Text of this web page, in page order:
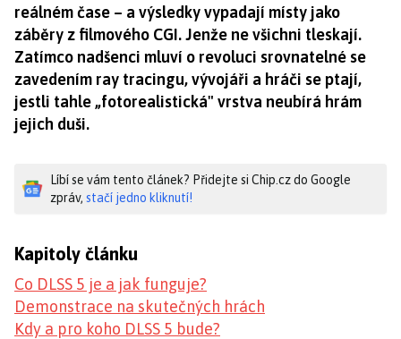
reálném čase – a výsledky vypadají místy jako
záběry z filmového CGI. Jenže ne všichni tleskají.
Zatímco nadšenci mluví o revoluci srovnatelné se
zavedením ray tracingu, vývojáři a hráči se ptají,
jestli tahle „fotorealistická" vrstva neubírá hrám
jejich duši.
Líbí se vám tento článek? Přidejte si Chip.cz do Google
zpráv, stačí jedno kliknutí!
Kapitoly článku
Co DLSS 5 je a jak funguje?
Demonstrace na skutečných hrách
Kdy a pro koho DLSS 5 bude?